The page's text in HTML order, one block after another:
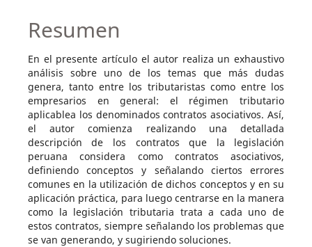
Resumen
En el presente artículo el autor realiza un exhaustivo
análisis sobre uno de los temas que más dudas
genera, tanto entre los tributaristas como entre los
empresarios en general: el régimen tributario
aplicablea los denominados contratos asociativos. Así,
el autor comienza realizando una detallada
descripción de los contratos que la legislación
peruana considera como contratos asociativos,
definiendo conceptos y señalando ciertos errores
comunes en la utilización de dichos conceptos y en su
aplicación práctica, para luego centrarse en la manera
como la legislación tributaria trata a cada uno de
estos contratos, siempre señalando los problemas que
se van generando, y sugiriendo soluciones.